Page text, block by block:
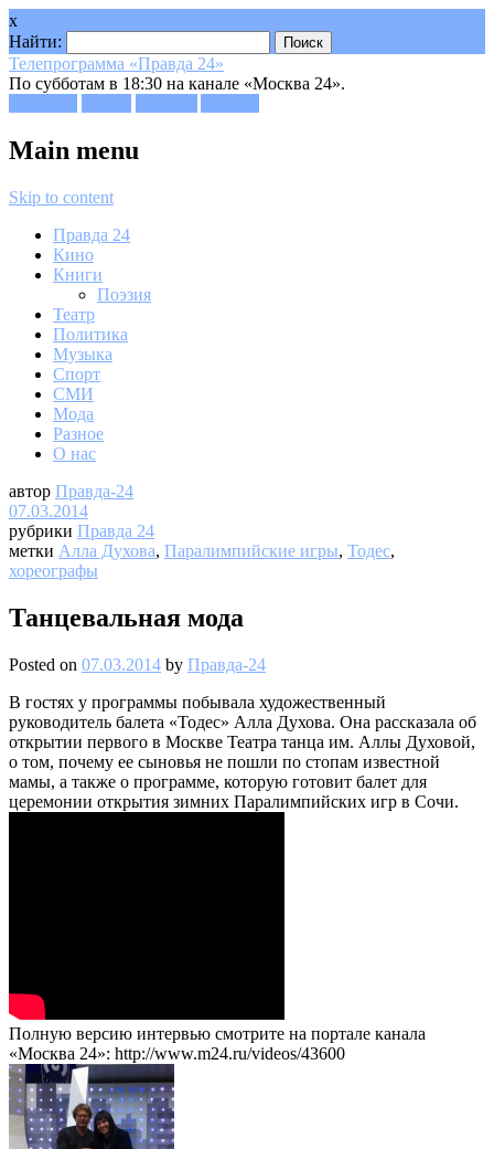
x
Найти:
Телепрограмма «Правда 24»
По субботам в 18:30 на канале «Москва 24».
Main menu
Skip to content
Правда 24
Кино
Книги
Поэзия
Театр
Политика
Музыка
Спорт
СМИ
Мода
Разное
О нас
автор Правда-24
07.03.2014
рубрики Правда 24
метки Алла Духова, Паралимпийские игры, Тодес,
хореографы
Танцевальная мода
Posted on 07.03.2014 by Правда-24
В гостях у программы побывала художественный
руководитель балета «Тодес» Алла Духова. Она рассказала об
открытии первого в Москве Театра танца им. Аллы Духовой,
о том, почему ее сыновья не пошли по стопам известной
мамы, а также о программе, которую готовит балет для
церемонии открытия зимних Паралимпийских игр в Сочи.
Полную версию интервью смотрите на портале канала
«Москва 24»: http://www.m24.ru/videos/43600